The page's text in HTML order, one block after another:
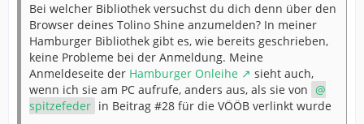
Bei welcher Bibliothek versuchst du dich denn über den
Browser deines Tolino Shine anzumelden? In meiner
Hamburger Bibliothek gibt es, wie bereits geschrieben,
keine Probleme bei der Anmeldung. Meine
Anmeldeseite der Hamburger Onleihe
sieht auch,
wenn ich sie am PC aufrufe, anders aus, als sie von
spitzefeder in Beitrag #28 für die VÖÖB verlinkt wurde